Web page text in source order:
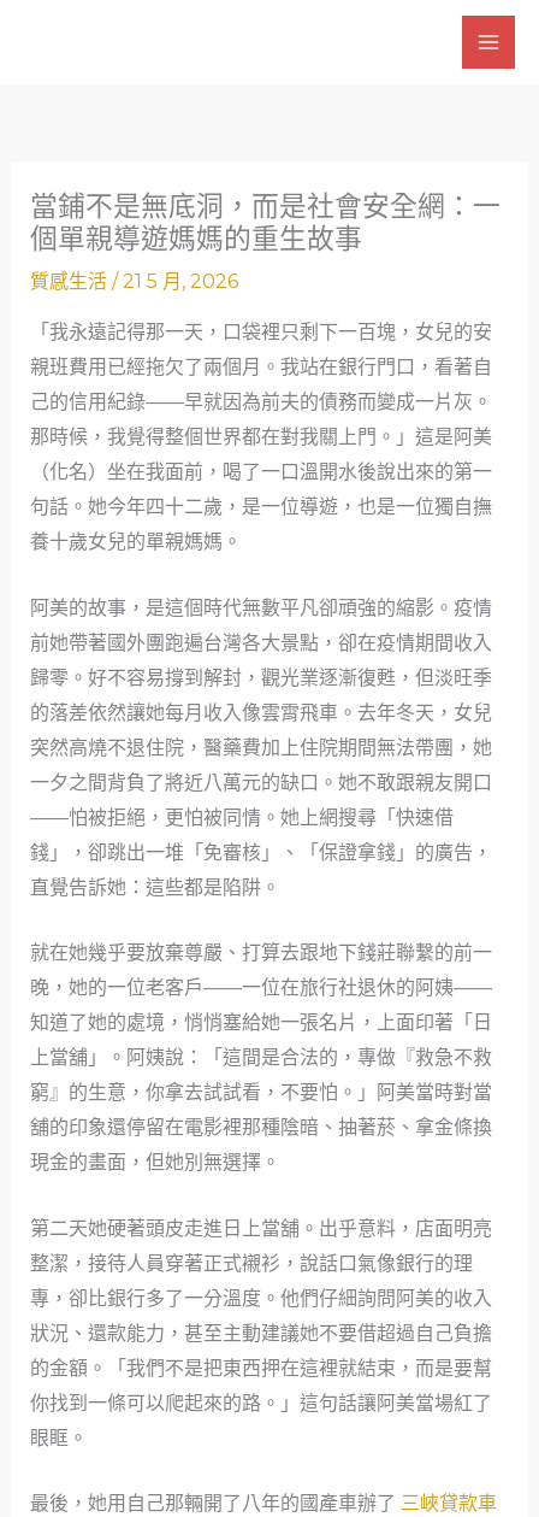
當鋪不是無底洞，而是社會安全網：一
個單親導遊媽媽的重生故事
質感生活/21 5 月, 2026
「我永遠記得那一天，口袋裡只剩下一百塊，女兒的安
親班費用已經拖欠了兩個月。我站在銀行門口，看著自
己的信用紀錄——早就因為前夫的債務而變成一片灰。
那時候，我覺得整個世界都在對我關上門。」這是阿美
（化名）坐在我面前，喝了一口溫開水後說出來的第一
句話。她今年四十二歲，是一位導遊，也是一位獨自撫
養十歲女兒的單親媽媽。
阿美的故事，是這個時代無數平凡卻頑強的縮影。疫情
前她帶著國外團跑遍台灣各大景點，卻在疫情期間收入
歸零。好不容易撐到解封，觀光業逐漸復甦，但淡旺季
的落差依然讓她每月收入像雲霄飛車。去年冬天，女兒
突然高燒不退住院，醫藥費加上住院期間無法帶團，她
一夕之間背負了將近八萬元的缺口。她不敢跟親友開口
——怕被拒絕，更怕被同情。她上網搜尋「快速借
錢」，卻跳出一堆「免審核」、「保證拿錢」的廣告，
直覺告訴她：這些都是陷阱。
就在她幾乎要放棄尊嚴、打算去跟地下錢莊聯繫的前一
晚，她的一位老客戶——一位在旅行社退休的阿姨——
知道了她的處境，悄悄塞給她一張名片，上面印著「日
上當舖」。阿姨說：「這間是合法的，專做『救急不救
窮』的生意，你拿去試試看，不要怕。」阿美當時對當
舖的印象還停留在電影裡那種陰暗、抽著菸、拿金條換
現金的畫面，但她別無選擇。
第二天她硬著頭皮走進日上當舖。出乎意料，店面明亮
整潔，接待人員穿著正式襯衫，說話口氣像銀行的理
專，卻比銀行多了一分溫度。他們仔細詢問阿美的收入
狀況、還款能力，甚至主動建議她不要借超過自己負擔
的金額。「我們不是把東西押在這裡就結束，而是要幫
你找到一條可以爬起來的路。」這句話讓阿美當場紅了
眼眶。
最後，她用自己那輛開了八年的國產車辦了 三峽貸款車